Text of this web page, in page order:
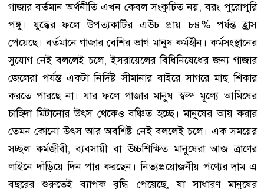
গাজার বর্তমান অর্থনীতি এখন কেবল সংকুচিত নয়, বরং পুরোপুরি
পঙ্গু। যুদ্ধের ফলে উপত্যকাটির এউচ প্রায় ৮৪% পর্যন্ত হ্রাস
পেয়েছে। বর্তমানে গাজার বেশির ভাগ মানুষ কর্মহীন। কর্মসংস্থানের
সুযোগ নেই বললেই চলে, ইসরায়েলের বিধিনিষেধের জন্য গাজার
জেলেরা পর্যন্ত একটা নির্দিষ্ট সীমানার বাইরে সাগরে মাছ শিকার
করতে পারছে না। যার ফলে গাজার মানুষ স্বল্প মূল্যে আমিষের
চাহিদা মিটানোর উৎস থেকেও বঞ্চিত হচ্ছে। মানুষের আয় করার
তেমন কোনো উৎস আর অবশিষ্ট নেই বললেই চলে। এক সময়ের
সচ্ছল কর্মজীবী, ব্যবসায়ী বা উচ্চশিক্ষিত মানুষেরা আজ ত্রাণের
লাইনে দাঁড়িয়ে দিন পার করছেন। নিত্যপ্রয়োজনীয় পণ্যের দাম এ
বছরের শুরুতেই ব্যাপক বৃদ্ধি পেয়েছে, যা সাধারণ মানুষের